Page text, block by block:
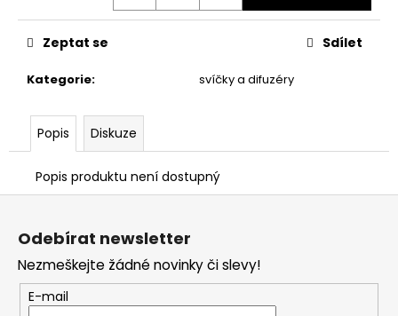
Kategorie: svíčky a difuzéry
Zeptat se Sdílet
Popis Diskuze
Popis produktu není dostupný
Odebírat newsletter
Nezmeškejte žádné novinky či slevy!
E-mail